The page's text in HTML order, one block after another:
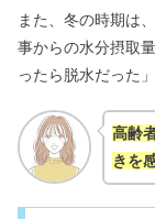
また、冬の時期は
事からの水分摂取
ったら脱水だった
高齢
きを